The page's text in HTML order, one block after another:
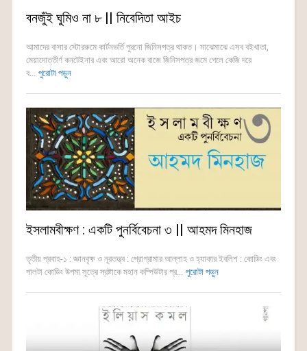
বনজুঁই ঘুমিও না ৮ || নিবেদিতা আইচ
আমাদের বাসার স্টোররুমে কার্টনভর্তি পুরনো জিনিসপত্র থাকত। মাঝেমাঝে এসব বইখাতা,
মেয়াদোত্তীর্ণ কনটেইনার এবং আরো অনেক বাজে জিনিসপত্র জমে গেলে কেজি দরে
ব... পুরোটা পড়ুন
ইসলামবীক্ষণ : একটি পুনর্বিবেচনা ৩ || আহমদ মিনহাজ
তৃতীয় প্রবাহ-১ : জ্ঞানবৃক্ষ ও নূরতত্ত্ব : প্রোগ্রামার আল্লাহ ও হ্যাকার ইবলিশ : কোডিং এবং
পালটা কোডিং উপমা সূত্রে স্রষ্টাকে মহান কম্পিউটার প্র... পুরোটা পড়ুন